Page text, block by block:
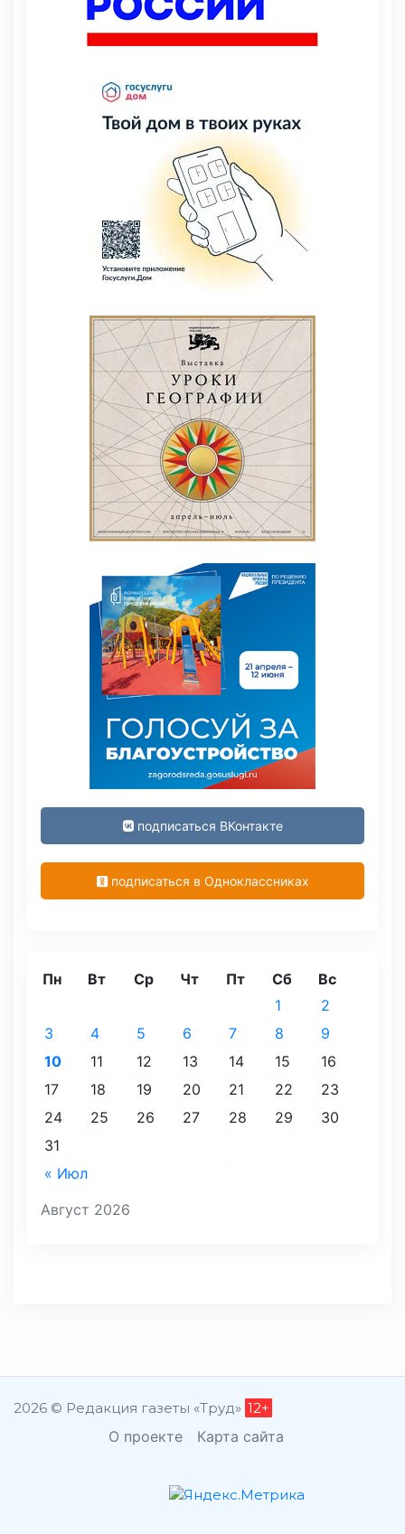
подписаться ВКонтакте
подписаться в Одноклассниках
Август 2026
Пн Вт Ср Чт Пт Сб Вс
« Июл
1
2
3
4 5 6 7 8
9
10
11 12 13 14 15
16
17
18 19 20 21 22
23
24
25 26 27 28 29
30
31
2026 © Редакция газеты «Труд» 12+
О проекте Карта сайта